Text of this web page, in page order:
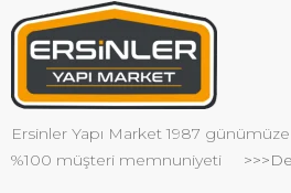
Ersinler Yapı Market 1987
%100 müşteri memnuniyeti